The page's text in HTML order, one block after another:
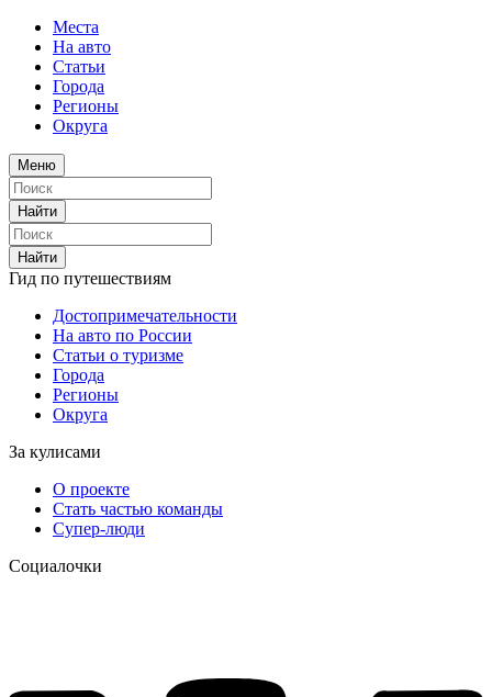
Места
На авто
Статьи
Города
Регионы
Округа
Меню
Найти
Найти
Гид по путешествиям
Достопримечательности
На авто по России
Статьи о туризме
Города
Регионы
Округа
За кулисами
О проекте
Стать частью команды
Супер-люди
Социалочки